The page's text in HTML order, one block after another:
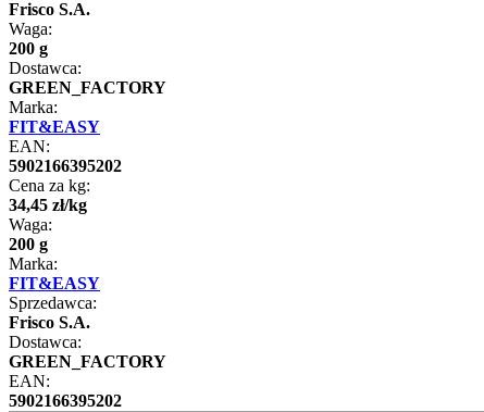
Frisco S.A.
Waga:
200 g
Dostawca:
GREEN_FACTORY
Marka:
FIT&EASY
EAN:
5902166395202
Cena za kg:
34,45 zł/kg
Waga:
200 g
Marka:
FIT&EASY
Sprzedawca:
Frisco S.A.
Dostawca:
GREEN_FACTORY
EAN:
5902166395202